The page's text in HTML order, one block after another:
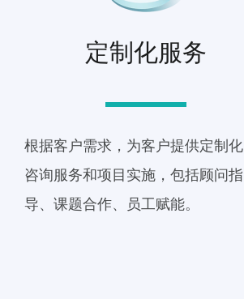
定制化服务
根据客户需求，为客户提供定制
咨询服务和项目实施，包括顾问指
导、课题合作、员工赋能。